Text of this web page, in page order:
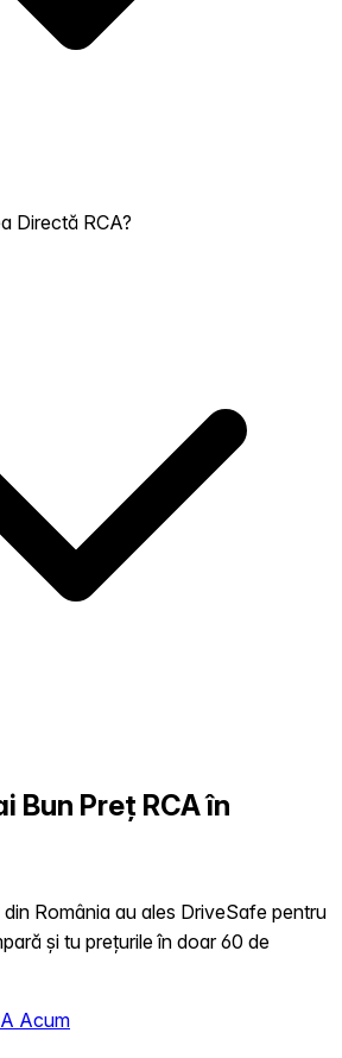
Directă RCA?
Bun Preț RCA în
România au ales DriveSafe pentru
și tu prețurile în doar 60 de
Acum